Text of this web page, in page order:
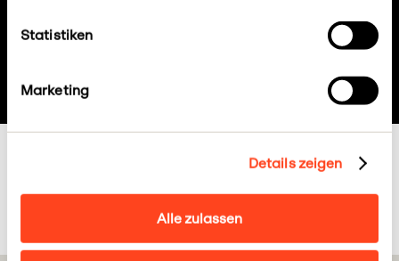
Statistiken
Marketing
Details zeigen
Alle zulassen
Cyrill Rogger
15. septembre 2021